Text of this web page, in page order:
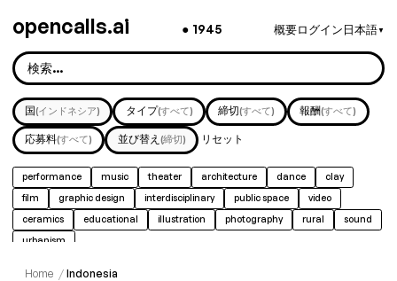
opencalls.ai ● 1945 概要ログイン日本語▼
国(インドネシア) タイプ(すべて) 締切(すべて) 報酬(すべて)
応募料(すべて) 並び替え (締切) リセット
performance music theater architecture dance
clay
film
graphic design interdisciplinary public space
video
ceramics
educational illustration photography rural
sound
urbanism
Home / Indonesia